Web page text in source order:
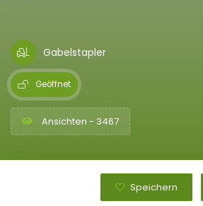
Gabelstapler
Geöffnet
Ansichten - 3467
Speichern